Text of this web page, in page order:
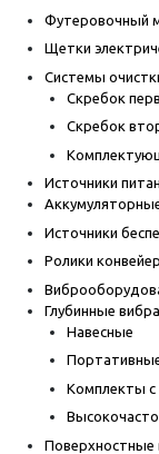
Футеровочный
Щетки
Системы
Скребок
Скребок
Источники
Источники
Ролики
Глубинные
Навесные
Комплекты с
Поверхностные